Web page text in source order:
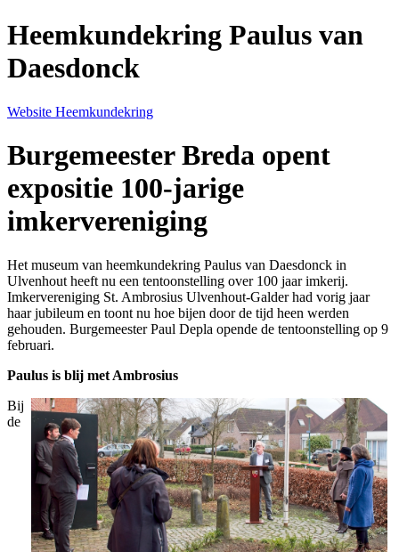
Heemkundekring Paulus van
Daesdonck
Website Heemkundekring
Burgemeester Breda opent
expositie 100-jarige
imkervereniging
Het museum van heemkundekring Paulus van Daesdonck in
Ulvenhout heeft nu een tentoonstelling over 100 jaar imkerij.
Imkervereniging St. Ambrosius Ulvenhout-Galder had vorig jaar
haar jubileum en toont nu hoe bijen door de tijd heen werden
gehouden. Burgemeester Paul Depla opende de tentoonstelling op 9
februari.
Paulus is blij met Ambrosius
Bij
de